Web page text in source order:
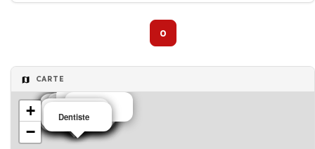
0
CARTE
Dentiste
Dentiste
Dentiste
Dentiste
Dentiste
Dentiste
Dentiste
Dentiste
Dentiste
Dentiste
Dentiste
Dentiste
Dentiste
+
−